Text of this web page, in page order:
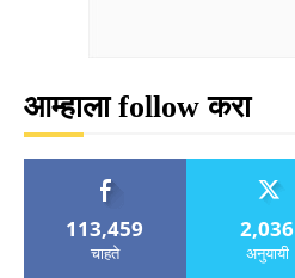
आम्हाला follow करा
113,459
चाहते
2,036
अनुयायी